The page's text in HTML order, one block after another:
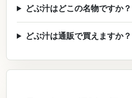
どぶ汁はどこの名物ですか？
どぶ汁は通販で買えますか？